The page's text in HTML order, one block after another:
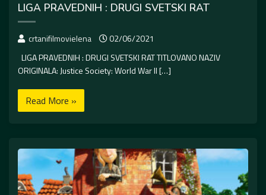
LIGA PRAVEDNIH : DRUGI SVETSKI RAT
crtanifilmovielena
02/06/2021
LIGA PRAVEDNIH : DRUGI SVETSKI RAT TITLOVANO NAZIV
ORIGINALA: Justice Society: World War II […]
Read More »